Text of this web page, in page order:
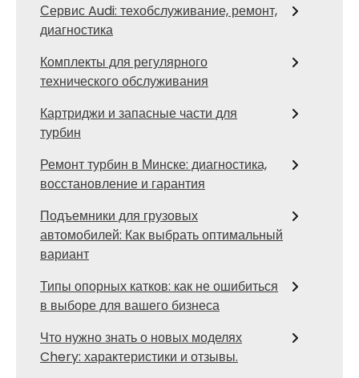
Сервис Audi: техобслуживание, ремонт,
диагностика
Комплекты для регулярного
технического обслуживания
Картриджи и запасные части для
турбин
Ремонт турбин в Минске: диагностика,
восстановление и гарантия
Подъемники для грузовых
автомобилей: Как выбрать оптимальный
вариант
Типы опорных катков: как не ошибиться
в выборе для вашего бизнеса
Что нужно знать о новых моделях
Chery: характеристики и отзывы.